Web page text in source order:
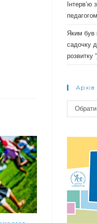
Яким був
садочку
розвитку
Архів
новин